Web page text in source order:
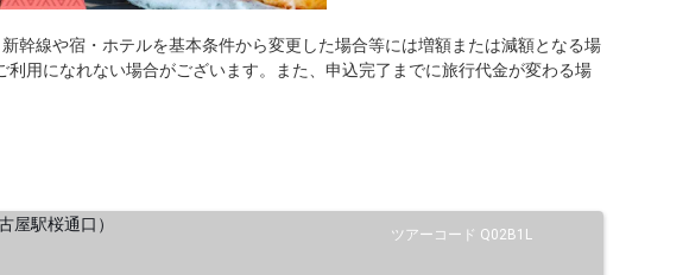
幹線や宿・ホテルを基本条件から変更した場合等には増額または減額となる場
用になれない場合がございます。また、申込完了までに旅行代金が変わる場
ツアーコード Q02B1L